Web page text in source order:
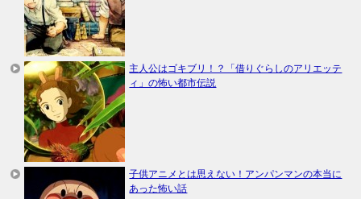
主人公はゴキブリ！？「借りぐらしのアリエッテ
ィ」の怖い都市伝説
子供アニメとは思えない！アンパンマンの本当に
あった怖い話